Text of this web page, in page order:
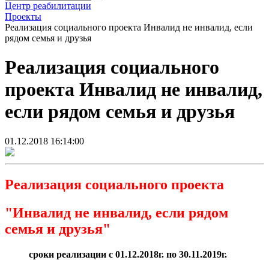
Центр реабилитации
Проекты
Реализация социального проекта Инвалид не инвалид, если
рядом семья и друзья
Реализация социального
проекта Инвалид не инвалид,
если рядом семья и друзья
01.12.2018 16:14:00
Реализация социального проекта
"Инвалид не инвалид, если рядом
семья и друзья"
сроки реализации с 01.12.2018г. по 30.11.2019г.